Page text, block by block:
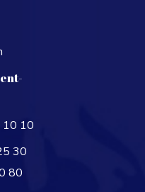
10
30